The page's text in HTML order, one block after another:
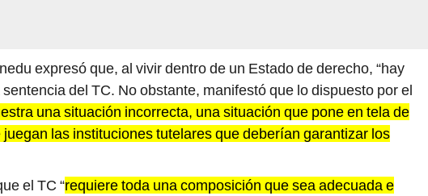
expresó que, al vivir dentro de un Estado de derecho, “hay
sentencia del TC. No obstante, manifestó que lo dispuesto por el
una situación incorrecta, una situación que pone en tela de
juegan las instituciones tutelares que deberían garantizar los
el TC “requiere toda una composición que sea adecuada e